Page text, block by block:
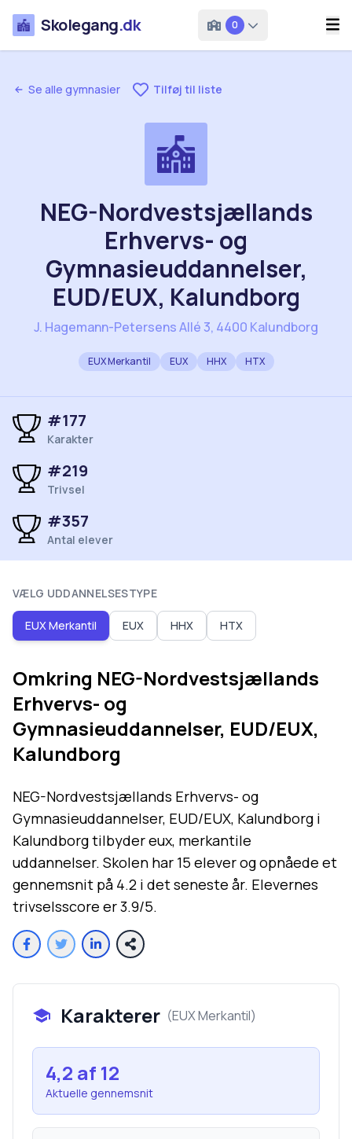
Skolegang.dk 0
Se alle gymnasier Tilføj til liste
NEG-Nordvestsjællands
Erhvervs- og
Gymnasieuddannelser,
EUD/EUX, Kalundborg
J. Hagemann-Petersens Allé 3, 4400 Kalundborg
EUX Merkantil EUX HHX HTX
#177
Karakter
#219
Trivsel
#357
Antal elever
VÆLG UDDANNELSESTYPE
EUX Merkantil EUX HHX HTX
Omkring NEG-Nordvestsjællands
Erhvervs- og
Gymnasieuddannelser, EUD/EUX,
Kalundborg
NEG-Nordvestsjællands Erhvervs- og
Gymnasieuddannelser, EUD/EUX, Kalundborg i
Kalundborg tilbyder eux, merkantile
uddannelser. Skolen har 15 elever og opnåede et
gennemsnit på 4.2 i det seneste år. Elevernes
trivselsscore er 3.9/5.
Karakterer (EUX Merkantil)
4,2 af 12
Aktuelle gennemsnit